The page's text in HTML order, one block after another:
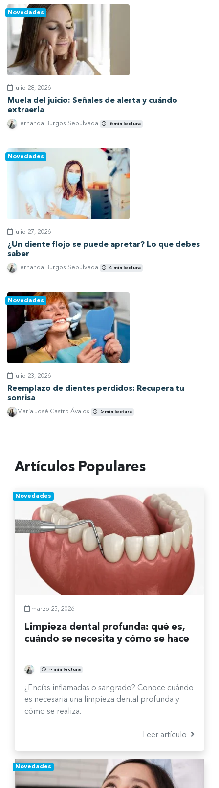
Novedades
julio 28, 2026
Muela del juicio: Señales de alerta y cuándo
extraerla
Fernanda Burgos Sepúlveda 6 min lectura
Novedades
julio 27, 2026
¿Un diente flojo se puede apretar? Lo que debes
saber
Fernanda Burgos Sepúlveda 4 min lectura
Novedades
julio 23, 2026
Reemplazo de dientes perdidos: Recupera tu
sonrisa
María José Castro Ávalos 5 min lectura
Artículos Populares
Novedades
marzo 25, 2026
Limpieza dental profunda: qué es,
cuándo se necesita y cómo se hace
Fernanda Burgos Sepúlveda
5 min lectura
¿Encías inflamadas o sangrado? Conoce cuándo
es necesaria una limpieza dental profunda y
cómo se realiza.
Leer artículo
Novedades